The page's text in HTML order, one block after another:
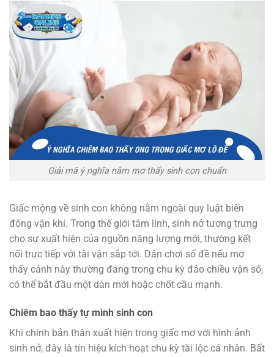
Giải mã ý nghĩa nằm mơ thấy sinh con chuẩn
Giấc mộng về sinh con không nằm ngoài quy luật biến
động vận khí. Trong thế giới tâm linh, sinh nở tượng trưng
cho sự xuất hiện của nguồn năng lượng mới, thường kết
nối trực tiếp với tài vận sắp tới. Dân chơi số đề nếu mơ
thấy cảnh này thường đang trong chu kỳ đảo chiều vận số,
có thể bắt đầu một dàn mới hoặc chốt cầu mạnh.
Chiêm bao thấy tự mình sinh con
Khi chính bản thân xuất hiện trong giấc mơ với hình ảnh
sinh nở, đây là tín hiệu kích hoạt chu kỳ tài lộc cá nhân. Bất